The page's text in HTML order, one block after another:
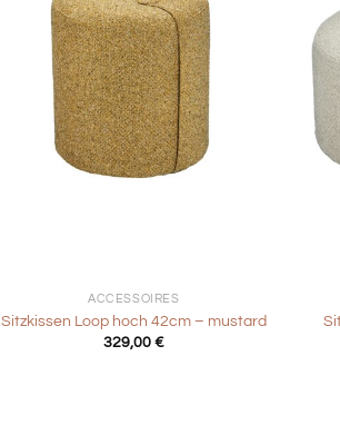
ACCESSOIRES
Sitzkissen Loop hoch 42cm – mustard
329,00 €